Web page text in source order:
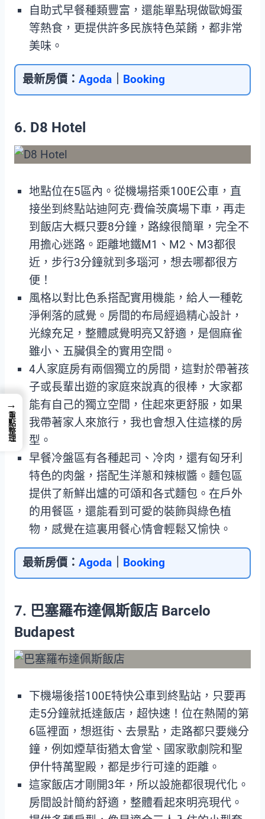
自助式早餐種類豐富，還能單點現做歐姆蛋
等熱食，更提供許多民族特色菜餚，都非常
美味。
最新房價： Agoda｜ Booking
6. D8 Hotel
地點位在5區內。從機場搭乘100E公車，直
接坐到終點站迪阿克·費倫茨廣場下車，再走
到飯店大概只要8分鐘，路線很簡單，完全不
用擔心迷路。距離地鐵M1、M2、M3都很
近，步行3分鐘就到多瑙河，想去哪都很方
便！
風格以對比色系搭配實用機能，給人一種乾
淨俐落的感覺。房間的布局經過精心設計，
光線充足，整體感覺明亮又舒適，是個麻雀
雖小、五臟俱全的實用空間。
4人家庭房有兩個獨立的房間，這對於帶著孩
子或長輩出遊的家庭來說真的很棒，大家都
能有自己的獨立空間，住起來更舒服，如果
我帶著家人來旅行，我也會想入住這樣的房
型。
早餐冷盤區有各種起司、冷肉，還有匈牙利
特色的肉盤，搭配生洋蔥和辣椒醬。麵包區
提供了新鮮出爐的可頌和各式麵包。在戶外
的用餐區，還能看到可愛的裝飾與綠色植
物，感覺在這裏用餐心情會輕鬆又愉快。
最新房價： Agoda｜ Booking
7. 巴塞羅布達佩斯飯店 Barcelo
Budapest
下機場後搭100E特快公車到終點站，只要再
走5分鐘就抵達飯店，超快速！位在熱鬧的第
6區裡面，想逛街、去景點，走路都只要幾分
鐘，例如煙草街猶太會堂、國家歌劇院和聖
伊什特萬聖殿，都是步行可達的距離。
這家飯店才剛開3年，所以設施都很現代化。
房間設計簡約舒適，整體看起來明亮現代。
→
重點整理